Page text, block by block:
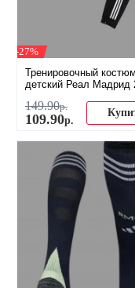
-27%
Тренировочный костюм
детский Реал Мадрид
149.90р.
109.90р.